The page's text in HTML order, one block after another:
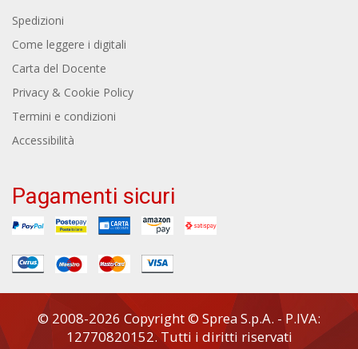
Spedizioni
Come leggere i digitali
Carta del Docente
Privacy & Cookie Policy
Termini e condizioni
Accessibilità
Pagamenti sicuri
© 2008-2026 Copyright © Sprea S.p.A. - P.IVA:
12770820152. Tutti i diritti riservati